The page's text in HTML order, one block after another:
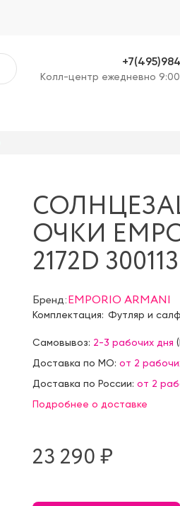
Kолл-центр ежедневно
ОЧКИ
2172D
Бренд:EMPORIO ARMANI
Комплектация: Футляр и
Самовывоз: 2-3 рабочих дня (
Доставка по МО: от 2
Доставка по России: от 2
Подробнее о доставке
23 290 ₷